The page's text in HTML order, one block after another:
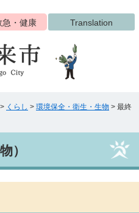
急・健康 Translation
> くらし > 環境保全・衛生・生物 > 最終
）